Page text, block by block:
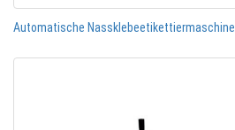
Automatische Nassklebeetikettiermaschine